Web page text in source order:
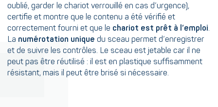
oublié, garder le chariot verrouillé en cas d’urgence),
certifie et montre que le contenu a été vérifié et
correctement fourni et que le chariot est prêt à l’emploi.
La numérotation unique du sceau permet d’enregistrer
et de suivre les contrôles. Le sceau est jetable car il ne
peut pas être réutilisé : il est en plastique suffisamment
résistant, mais il peut être brisé si nécessaire.